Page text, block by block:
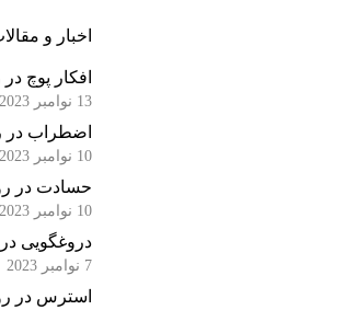
اخبار و
افکار پوچ
13 نوامبر 2023
اضطراب در
10 نوامبر 2023
حسادت در
10 نوامبر 2023
دروغگویی
7 نوامبر 2023
استرس در